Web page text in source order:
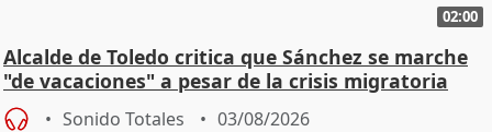
02:00
Alcalde de Toledo critica que Sánchez se marche
"de vacaciones" a pesar de la crisis migratoria
Sonido Totales 03/08/2026